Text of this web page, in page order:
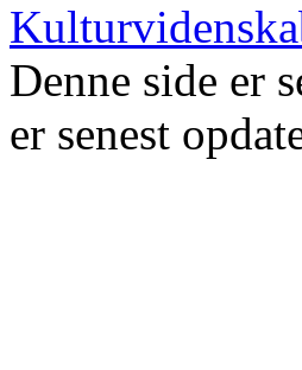
Denne side er
er senest